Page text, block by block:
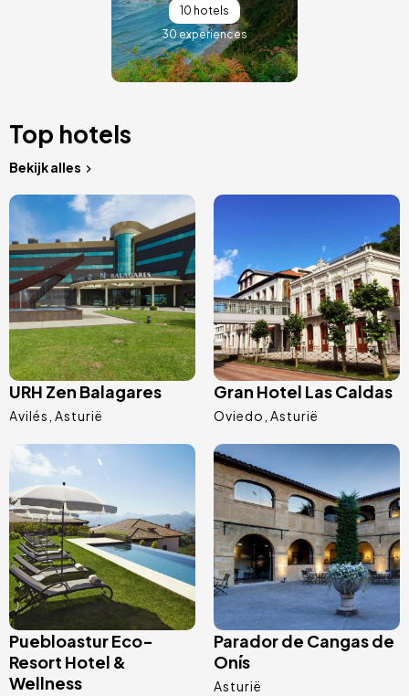
10 hotels
30 experiences
Top hotels
Bekijk alles
Afbeelding
URH Zen Balagares
Avilés Asturië
Gran Hotel Las Caldas
Oviedo Asturië
Afbeelding
Puebloastur Eco-
Resort Hotel &
Wellness
Afbeelding
Parador de Cangas de
Onís
Asturië